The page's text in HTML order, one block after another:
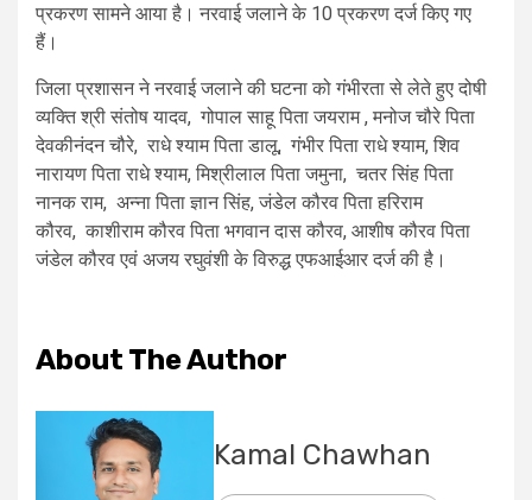
प्रकरण सामने आया है। नरवाई जलाने के 10 प्रकरण दर्ज किए गए
हैं।
जिला प्रशासन ने नरवाई जलाने की घटना को गंभीरता से लेते हुए दोषी
व्यक्ति श्री संतोष यादव, गोपाल साहू पिता जयराम , मनोज चौरे पिता
देवकीनंदन चौरे, राधे श्याम पिता डालू, गंभीर पिता राधे श्याम, शिव
नारायण पिता राधे श्याम, मिश्रीलाल पिता जमुना, चतर सिंह पिता
नानक राम, अन्ना पिता ज्ञान सिंह, जंडेल कौरव पिता हरिराम
कौरव, काशीराम कौरव पिता भगवान दास कौरव, आशीष कौरव पिता
जंडेल कौरव एवं अजय रघुवंशी के विरुद्ध एफआईआर दर्ज की है।
About The Author
Kamal Chawhan